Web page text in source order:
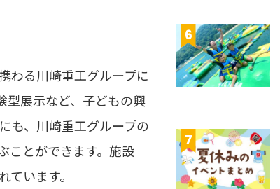
わる川崎重工グループに
型展示など、子どもの興
も、川崎重工グループの
ことができます。施設
います。